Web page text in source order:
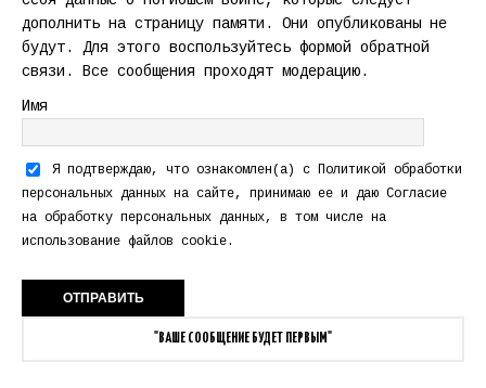
дополнить на страницу памяти. Они опубликованы не
будут. Для этого воспользуйтесь формой обратной
связи. Все сообщения проходят модерацию.
Имя
Я подтверждаю, что ознакомлен(а) с Политикой обработки
персональных данных на сайте, принимаю ее и даю Согласие
на обработку персональных данных, в том числе на
использование файлов cookie.
"ВАШЕ СООБЩЕНИЕ БУДЕТ ПЕРВЫМ"